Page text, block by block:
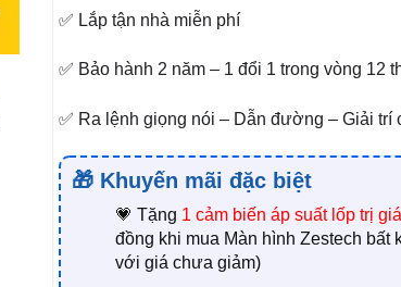
✅ Lắp tận nhà miễn phí
✅ Bảo hành 2 năm – 1 đổi 1 trong vòng 12
✅ Ra lệnh giọng nói – Dẫn đường – Giải trí
🎁 Khuyến mãi đặc biệt
💗 Tặng 1 cảm biến áp suất lốp trị
đồng khi mua Màn hình Zestech bất
với giá chưa giảm)